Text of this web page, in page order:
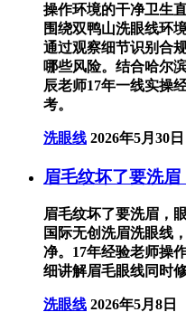
操作环境的干净卫生
围绕双鸭山洗眼线环
通过观察细节识别合
哪些风险。结合哈尔
辰老师17年一线实操
考。
洗眼线 2026年5月30日
眉毛纹坏了要洗
眉毛纹坏了要洗眉，
国际无创洗眉洗眼线
净。17年经验老师操
细讲解眉毛眼线同时
洗眼线 2026年5月8日